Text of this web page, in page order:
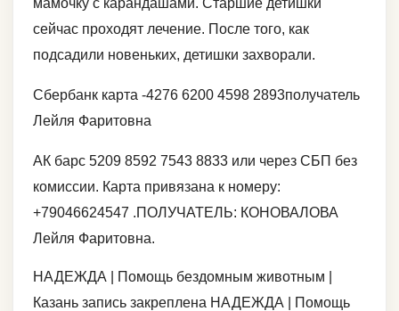
мамочку с карандашами. Старшие детишки
сейчас проходят лечение. После того, как
подсадили новеньких, детишки захворали.
Сбербанк карта -4276 6200 4598 2893получатель
Лейля Фаритовна
АК барс 5209 8592 7543 8833 или через СБП без
комиссии. Карта привязана к номеру:
+79046624547 .ПОЛУЧАТЕЛЬ: КОНОВАЛОВА
Лейля Фаритовна.
НАДЕЖДА | Помощь бездомным животным |
Казань запись закреплена НАДЕЖДА | Помощь